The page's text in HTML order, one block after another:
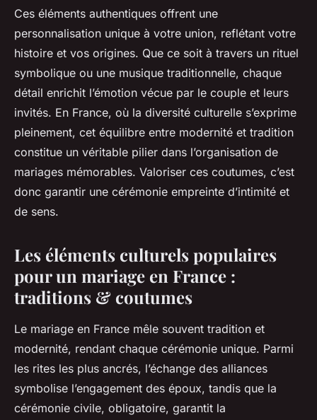
Ces éléments authentiques offrent une
personnalisation unique à votre union, reflétant votre
histoire et vos origines. Que ce soit à travers un rituel
symbolique ou une musique traditionnelle, chaque
détail enrichit l’émotion vécue par le couple et leurs
invités. En France, où la diversité culturelle s’exprime
pleinement, cet équilibre entre modernité et tradition
constitue un véritable pilier dans l’organisation de
mariages mémorables. Valoriser ces coutumes, c’est
donc garantir une cérémonie empreinte d’intimité et
de sens.
Les éléments culturels populaires
pour un mariage en France :
traditions & coutumes
Le mariage en France mêle souvent tradition et
modernité, rendant chaque cérémonie unique. Parmi
les rites les plus ancrés, l’échange des alliances
symbolise l’engagement des époux, tandis que la
cérémonie civile, obligatoire, garantit la